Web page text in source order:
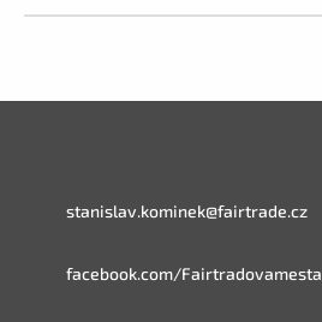
stanislav.kominek@fairtrade.cz
facebook.com/Fairtradovamesta